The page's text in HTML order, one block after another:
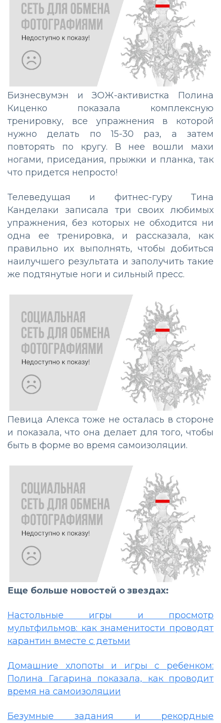
Бизнесвумэн и ЗОЖ-активистка Полина
Киценко показала комплексную
тренировку, все упражнения в которой
нужно делать по 15-30 раз, а затем
повторять по кругу. В нее вошли махи
ногами, приседания, прыжки и планка, так
что придется непросто!
Телеведущая и фитнес-гуру Тина
Канделаки записала три своих любимых
упражнения, без которых не обходится ни
одна ее тренировка, и рассказала, как
правильно их выполнять, чтобы добиться
наилучшего результата и заполучить такие
же подтянутые ноги и сильный пресс.
Певица Алекса тоже не осталась в стороне
и показала, что она делает для того, чтобы
быть в форме во время самоизоляции.
Еще больше новостей о звездах:
Настольные игры и просмотр
мультфильмов: как знаменитости проводят
карантин вместе с детьми
Домашние хлопоты и игры с ребенком:
Полина Гагарина показала, как проводит
время на самоизоляции
Безумные задания и рекордные